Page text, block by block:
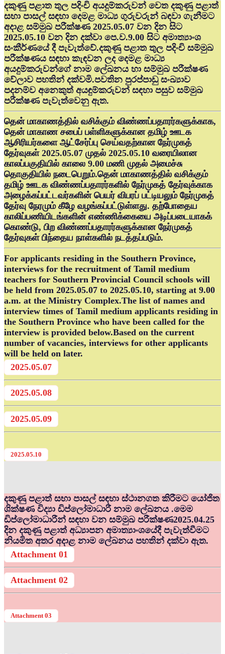
දකුණු පළාත තුල පදිංචි අයදුම්කරුවන් වෙත දකුණු පළාත්
සභා පාසල් සඳහා දෙමළ මාධ්‍ය ගුරුවරුන් බඳවා ගැනීමට
අදාළ සම්මුඛ පරීක්ෂණ 2025.05.07 වන දින සිට
2025.05.10 වන දින දක්වා පෙ.ව.9.00 සිට අමාත්‍යාංශ
සංකීර්ණයේ දී පැවැත්වේ.දකුණු පළාත තුල පදිංචි සම්මුඛ
පරීක්ෂණය සඳහා කැඳවන ලද දෙමළ මාධ්‍ය
අයදුම්කරුවන්ගේ නාම ලේඛනය හා සම්මුඛ පරීක්ෂණ
වේලාව පහතින් දක්වමි.පවතින පුරප්පාඩු සංඛ්‍යාව
පදනම්ව අනෙකුත් අයඳුම්කරුවන් සඳහා පසුව සම්මුඛ
පරීක්ෂණ පැවැත්වෙනු ඇත.
தென் மாகாணத்தில் வசிக்கும் விண்ணப்பதாரர்களுக்காக,
தென் மாகாண சபைப் பள்ளிகளுக்கான தமிழ் ஊடக
ஆசிரியர்களை ஆட்சேர்ப்பு செய்வதற்கான நேர்முகத்
தேர்வுகள் 2025.05.07 முதல் 2025.05.10 வரையிலான
காலப்பகுதியில் காலை 9.00 மணி முதல் அமைச்சு
தொகுதியில் நடைபெறும்.தென் மாகாணத்தில் வசிக்கும்
தமிழ் ஊடக விண்ணப்பதாரர்களில் நேர்முகத் தேர்வுக்காக
அழைக்கப்பட்டவர்களின் பெயர் விபரப் பட்டியலும் நேர்முகத்
தேர்வு நேரமும் கீழே வழங்கப்பட்டுள்ளது. தற்போதைய
காலிப்பணியிடங்களின் எண்ணிக்கையை அடிப்படையாகக்
கொண்டு, பிற விண்ணப்பதாரர்களுக்கான நேர்முகத்
தேர்வுகள் பிந்தைய நாள்களில் நடத்தப்படும்.
For applicants residing in the Southern Province,
interviews for the recruitment of Tamil medium
teachers for Southern Provincial Council schools will
be held from 2025.05.07 to 2025.05.10, starting at 9.00
a.m. at the Ministry Complex.The list of names and
interview times of Tamil medium applicants residing in
the Southern Province who have been called for the
interview is provided below.Based on the current
number of vacancies, interviews for other applicants
will be held on later.
2025.05.07
2025.05.08
2025.05.09
2025.05.10
දකුණු පළාත් සභා පාසල් සඳහා ස්ථානගත කිරීමට යෝජිත
ශික්ෂණ විද්‍යා ඩිප්ලෝමාධාරී නාම ලේඛනය .මෙම
ඩිප්ලෝමාධාරීන් සඳහා වන සම්මුඛ පරීක්ෂණ2025.04.25
දින දකුණු පළාත් අධ්‍යාපන අමාත්‍යාංශයේදී පැවැත්වීමට
නියමිත අතර අදාළ නාම ලේඛනය පහතින් දක්වා ඇත.
Attachment 01
Attachment 02
Attachment 03